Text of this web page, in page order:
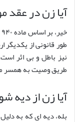
آیا زن در عقد
طور قانونی از
نیز باطل و بی اثر
طریق وصیت به
آیا زن از دیه
بله، دیه ای که به